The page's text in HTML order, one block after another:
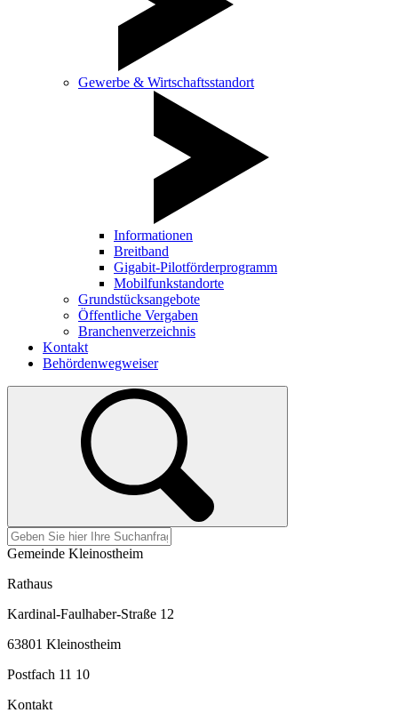
Gewerbe & Wirtschaftsstandort
Informationen
Breitband
Gigabit-Pilotförderprogramm
Mobilfunkstandorte
Grundstücksangebote
Öffentliche Vergaben
Branchenverzeichnis
Kontakt
Behördenwegweiser
Gemeinde Kleinostheim
Rathaus
Kardinal-Faulhaber-Straße 12
63801 Kleinostheim
Postfach 11 10
Kontakt